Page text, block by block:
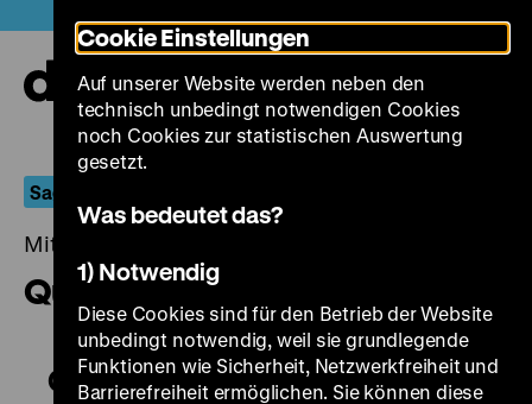
zum
Seiteninhalt
springen
Sagen Sie's den Steinen
Mittwoch, 01. November 2017, 20.00 - 00.00 Uhr
Quei loro incontri
Quei loro incontri
Cookie Einstellungen
Auf unserer Website werden neben den
technisch unbedingt notwendigen Cookies
noch Cookies zur statistischen Auswertung
gesetzt.
Was bedeutet das?
1) Notwendig
Diese Cookies sind für den Betrieb der Website
unbedingt notwendig, weil sie grundlegende
Funktionen wie Sicherheit, Netzwerkfreiheit und
Barrierefreiheit ermöglichen. Sie können diese